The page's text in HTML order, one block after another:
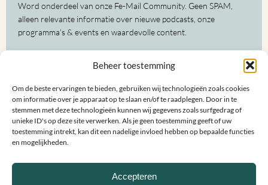
Beheer toestemming
Om de beste ervaringen te bieden, gebruiken wij technologieën zoals cookies
om informatie over je apparaat op te slaan en/of te raadplegen. Door in te
stemmen met deze technologieën kunnen wij gegevens zoals surfgedrag of
unieke ID's op deze site verwerken. Als je geen toestemming geeft of uw
toestemming intrekt, kan dit een nadelige invloed hebben op bepaalde functies
en mogelijkheden.
Accepteren
Word onderdeel van onze Fe-Mail Community. Geen SPAM,
alleen relevante informatie over nieuwe podcasts, onze
programma’s & events en waardevolle content.
(Vereist)
E-
mailadres
(Vereist)